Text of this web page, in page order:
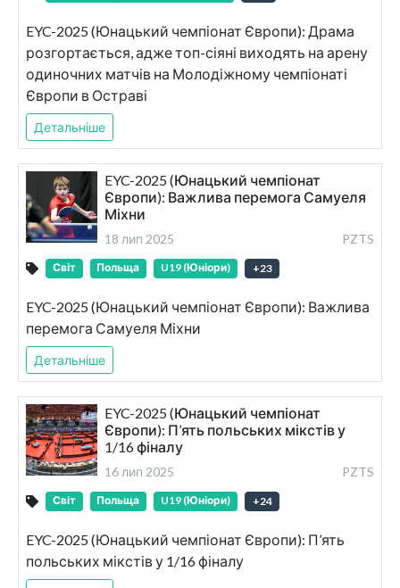
EYC-2025 (Юнацький чемпіонат Європи): Драма
розгортається, адже топ-сіяні виходять на арену
одиночних матчів на Молодіжному чемпіонаті
Європи в Остраві
Детальніше
EYC-2025 (Юнацький чемпіонат
Європи): Важлива перемога Самуеля
Міхни
18 лип 2025 PZTS
Світ Польща U19 (Юніори) +23
EYC-2025 (Юнацький чемпіонат Європи): Важлива
перемога Самуеля Міхни
Детальніше
EYC-2025 (Юнацький чемпіонат
Європи): П’ять польських мікстів у
1/16 фіналу
16 лип 2025 PZTS
Світ Польща U19 (Юніори) +24
EYC-2025 (Юнацький чемпіонат Європи): П’ять
польських мікстів у 1/16 фіналу